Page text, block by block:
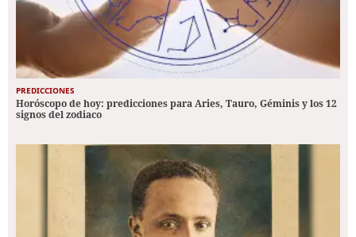
PREDICCIONES
Horóscopo de hoy: predicciones para Aries, Tauro, Géminis y los 12
signos del zodiaco